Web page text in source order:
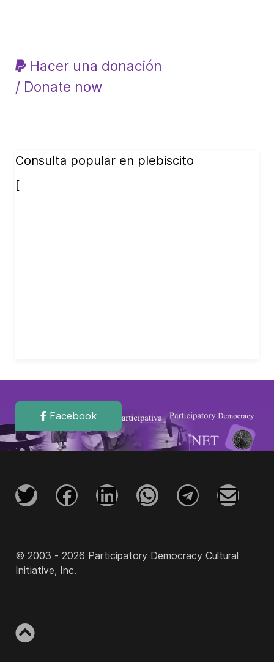
Hacer una donación
/ Donate now
Consulta popular en plebiscito
[
Facebook
© 2003 - 2026 Participatory Democracy Cultural
Initiative, Inc.